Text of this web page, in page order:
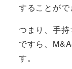
することがで
つまり、 手持
ですら、
す。